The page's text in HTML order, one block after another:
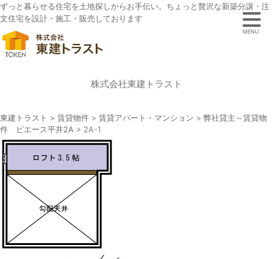
ずっと暮らせる住宅を土地探しからお手伝い。ちょっと贅沢な新築分譲・注
文住宅を設計・施工・販売しております
株式会社東建トラスト
東建トラスト > 賃貸物件 > 賃貸アパート・マンション > 弊社貸主～賃貸物
件 ピエース平井2A > 2A-1
MENU